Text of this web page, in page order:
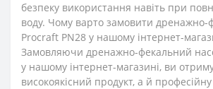
безпеку використання навіть при
воду. Чому варто замовити дренажно-
Procraft PN28 у нашому інтернет-
Замовляючи дренажно-фекальний
у нашому інтернет-магазині, ви
високоякісний продукт, а й